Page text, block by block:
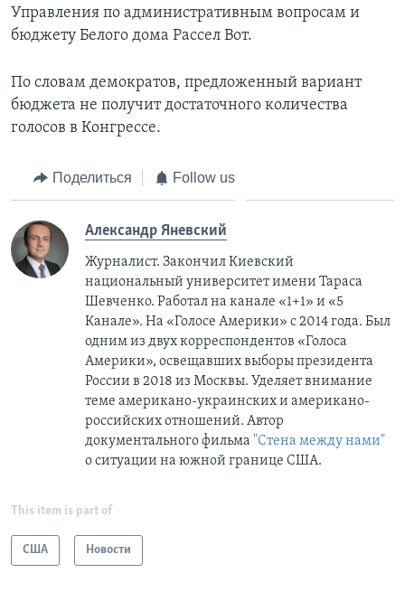
Управления по административным вопросам и
бюджету Белого дома Рассел Вот.
По словам демократов, предложенный вариант
бюджета не получит достаточного количества
голосов в Конгрессе.
Поделиться Follow us
Александр Яневский
Журналист. Закончил Киевский
национальный университет имени Тараса
Шевченко. Работал на канале «1+1» и «5
Канале». На «Голосе Америки» с 2014 года. Был
одним из двух корреспондентов «Голоса
Америки», освещавших выборы президента
России в 2018 из Москвы. Уделяет внимание
теме американо-украинских и американо-
российских отношений. Автор
документального фильма "Стена между нами"
о ситуации на южной границе США.
This item is part of
США Новости